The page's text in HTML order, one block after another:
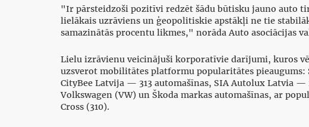
"Ir pārsteidzoši pozitīvi redzēt šādu būtisku jauno auto
lielākais uzrāviens un ģeopolitiskie apstākļi ne tie
samazinātās procentu likmes," norāda Auto asociācijas
Lielu izrāvienu veicinājuši korporatīvie darījumi, kuros
uzsverot mobilitātes platformu popularitātes
CityBee Latvija — 313 automašīnas, SIA Autolux Latvia
Volkswagen (VW) un Škoda markas automašīnas, ar
Cross (310).